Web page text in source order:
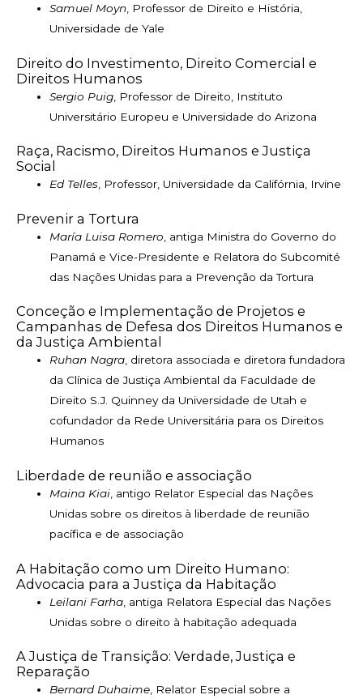
Samuel Moyn, Professor de Direito e História,
Universidade de Yale
Direito do Investimento, Direito Comercial e
Direitos Humanos
Sergio Puig , Professor de Direito, Instituto
Universitário Europeu e Universidade do Arizona
Raça, Racismo, Direitos Humanos e Justiça
Social
Ed Telles, Professor, Universidade da Califórnia, Irvine
Prevenir a Tortura
María Luisa Romero , antiga Ministra do Governo do
Panamá e Vice-Presidente e Relatora do Subcomité
das Nações Unidas para a Prevenção da Tortura
Conceção e Implementação de Projetos e
Campanhas de Defesa dos Direitos Humanos e
da Justiça Ambiental
Ruhan Nagra, diretora associada e diretora fundadora
da Clínica de Justiça Ambiental da Faculdade de
Direito S.J. Quinney da Universidade de Utah e
cofundador da Rede Universitária para os Direitos
Humanos
Liberdade de reunião e associação
Maina Kiai , antigo Relator Especial das Nações
Unidas sobre os direitos à liberdade de reunião
pacífica e de associação
A Habitação como um Direito Humano:
Advocacia para a Justiça da Habitação
Leilani Farha , antiga Relatora Especial das Nações
Unidas sobre o direito à habitação adequada
A Justiça de Transição: Verdade, Justiça e
Reparação
Bernard Duhaime , Relator Especial sobre a